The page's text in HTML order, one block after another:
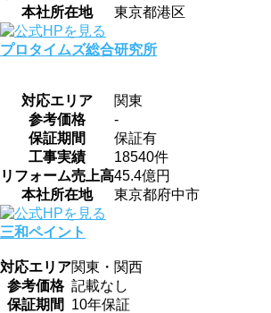
本社所在地
東京都港区
プロタイムズ総合研究所
対応エリア
関東
参考価格
-
保証期間
保証有
工事実績
18540件
リフォーム売上高45.4億円
本社所在地
東京都府中市
三和ペイント
対応エリア関東・関西
参考価格 記載なし
保証期間
10年保証